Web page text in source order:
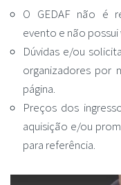
O GEDAF não é
evento e não
Dúvidas e/ou
organizadores por
página.
Preços dos
aquisição e/ou
para referência.